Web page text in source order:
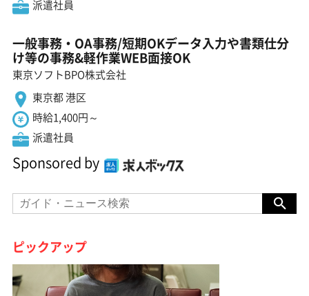
派遣社員
一般事務・OA事務/短期OKデータ入力や書類仕分
け等の事務&軽作業WEB面接OK
東京ソフトBPO株式会社
東京都 港区
時給1,400円～
派遣社員
Sponsored by
ピックアップ